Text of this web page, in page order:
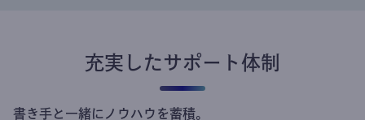
充実したサポート体制
書き手と一緒にノウハウを蓄積。